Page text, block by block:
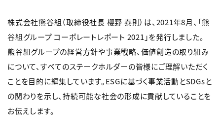
株式会社熊谷組（取締役社長 櫻野 泰則）は、2021年8月、「熊
谷組グループ コーポレートレポート 2021」を発行しました。
熊谷組グループの経営方針や事業戦略、価値創造の取り組み
について、すべてのステークホルダーの皆様にご理解いただく
ことを目的に編集しています。ESGに基づく事業活動とSDGsと
の関わりを示し、持続可能な社会の形成に貢献していることを
お伝えします。